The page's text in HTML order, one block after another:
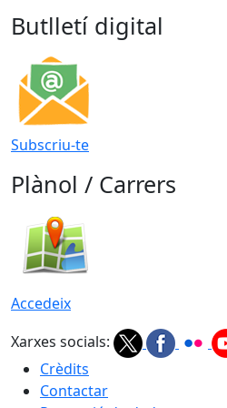
Butlletí digital
Subscriu-te
Plànol / Carrers
Accedeix
Xarxes socials:
Crèdits
Contactar